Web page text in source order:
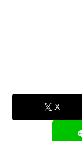
X